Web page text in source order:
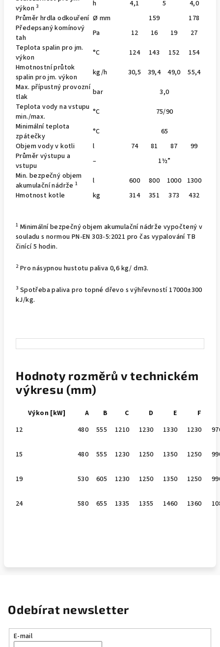
výkon 3 h 4,1 5
4,0
Průměr hrdla odkouření Ø mm 159
178
Předepsaný komínový
tah
Pa 12 16 19
27
Teplota spalin pro jm.
výkon
°C 124 143 152
154
Hmotnostní průtok
spalin pro jm. výkon
kg/h 30,5 39,4 49,0
55,4
Max. přípustný provozní
tlak
bar
3,0
Teplota vody na vstupu
min./max.
°C
75/90
Minimální teplota
zpátečky
°C
65
Objem vody v kotli
l 74 81 87
99
Průměr výstupu a
vstupu
–
1½”
Min. bezpečný objem
akumulační nádrže 1 l 600 800 1000
1300
Hmotnost kotle
kg 314 351 373 432
1 Minimální bezpečný objem akumulační nádrže vypočtený v
souladu s normou PN-EN 303-5:2021 pro čas vypalování TB
činící 5 hodin.
2 Pro násypnou hustotu paliva 0,6 kg/ dm3.
3 Spotřeba paliva pro topné dřevo s výhřevností 17000±300
kJ/kg.
Hodnoty rozměrů v technickém
výkresu (mm)
Výkon [kW] A B C D E
F
12
480 555 1210 1230 1330 1230
15 480 555 1230 1250 1350 1250
19 530 605 1230 1250 1350 1250
24 580 655 1335 1355 1460 1360
Odebírat newsletter
E-mail